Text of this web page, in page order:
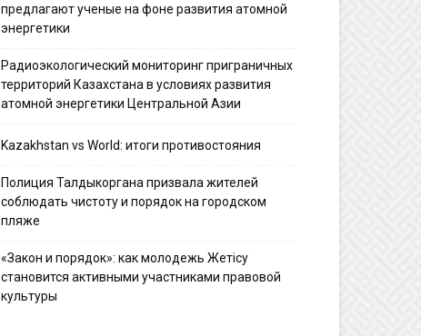
предлагают ученые на фоне развития атомной
энергетики
Радиоэкологический мониторинг приграничных
территорий Казахстана в условиях развития
атомной энергетики Центральной Азии
Kazakhstan vs World: итоги противостояния
Полиция Талдыкоргана призвала жителей
соблюдать чистоту и порядок на городском
пляже
«Закон и порядок»: как молодежь Жетісу
становится активными участниками правовой
культуры